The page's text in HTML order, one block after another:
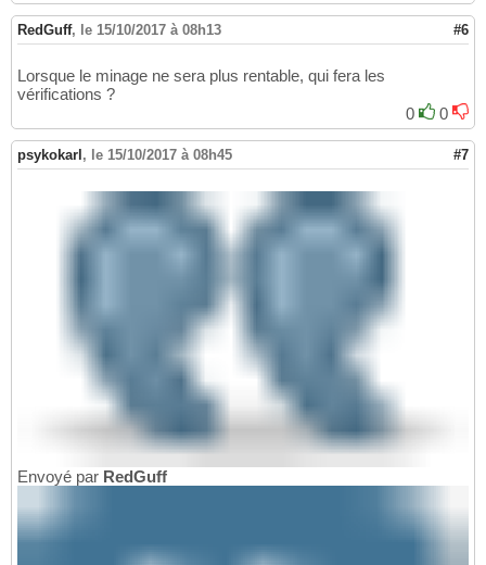
RedGuff, le 15/10/2017 à 08h13 #6
Lorsque le minage ne sera plus rentable, qui fera les
vérifications ?
0
0
psykokarl , le 15/10/2017 à 08h45 #7
Envoyé par RedGuff